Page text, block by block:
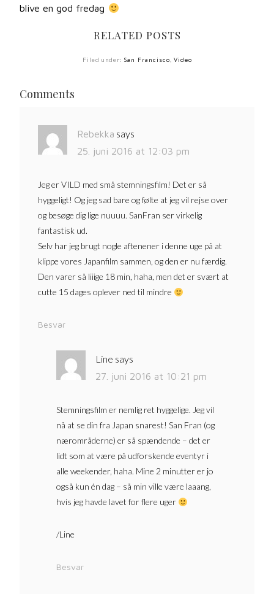
blive en god fredag
RELATED POSTS
Filed under: San Francisco Video
Comments
Rebekka says
25. juni 2016 at 12:03 pm
Jeg er VILD med små stemningsfilm! Det er så
hyggeligt! Og jeg sad bare og følte at jeg vil rejse over
og besøge dig lige nuuuu. SanFran ser virkelig
fantastisk ud.
Selv har jeg brugt nogle aftenener i denne uge på at
klippe vores Japanfilm sammen, og den er nu færdig.
Den varer så liiige 18 min, haha, men det er svært at
cutte 15 dages oplever ned til mindre
Besvar
Line says
27. juni 2016 at 10:21 pm
Stemningsfilm er nemlig ret hyggelige. Jeg vil
nå at se din fra Japan snarest! San Fran (og
nærområderne) er så spændende – det er
lidt som at være på udforskende eventyr i
alle weekender, haha. Mine 2 minutter er jo
også kun én dag – så min ville være laaang,
hvis jeg havde lavet for flere uger
/Line
Besvar